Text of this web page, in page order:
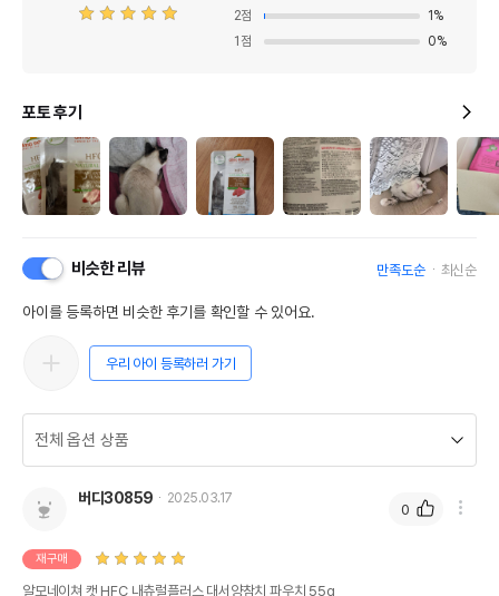
2점 1 %
1 점 0%
포토 후기
비슷한 리뷰 만족도순 최신순
아이를 등록하면 비슷한 후기를 확인할 수 있어요.
우리 아이 등록하러 가기
버디30859 2025.03.17
재구매
알모네이쳐 캣 HFC 내츄럴플러스 대서양참치 파우치 55g
0